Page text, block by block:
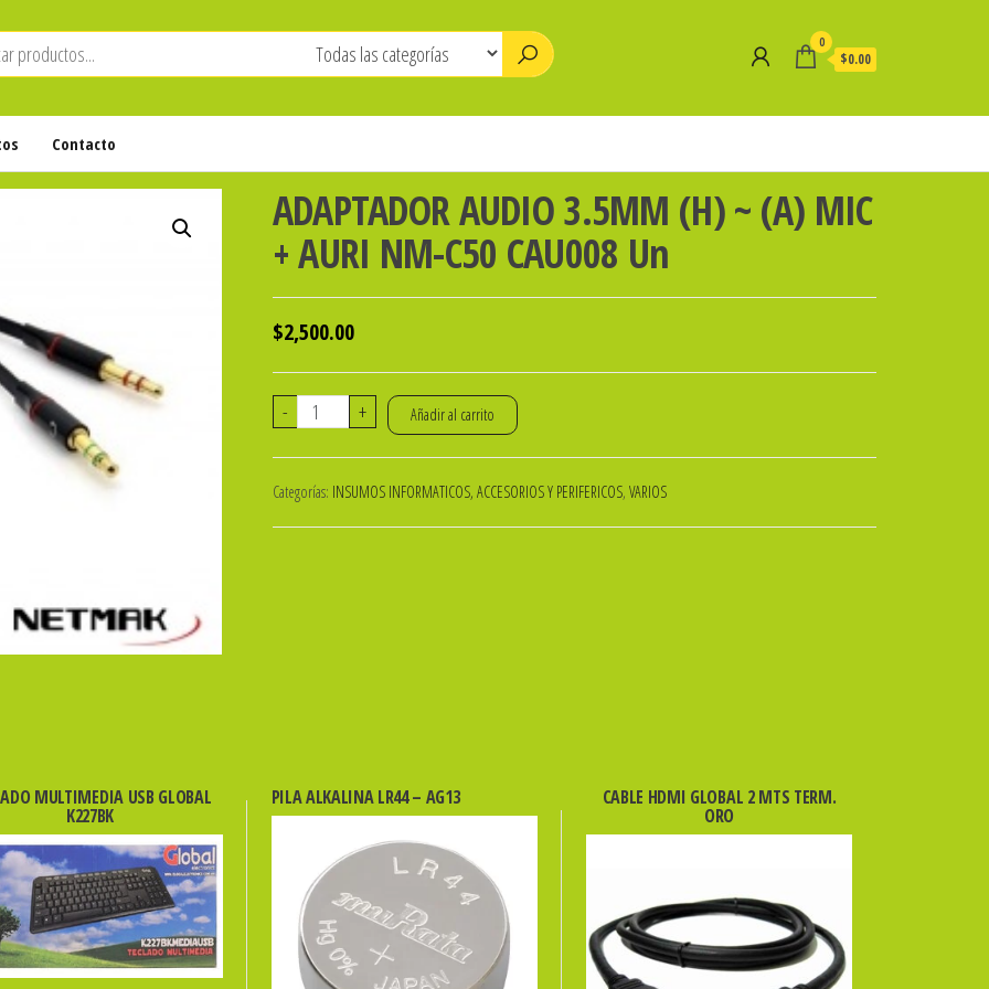
0
$0.00
Contacto
ADAPTADOR AUDIO 3.5MM (H) ~ (A) MIC
+ AURI NM-C50 CAU008 Un
$2,500.00
-
ADAPTADOR
(H)
~
cantidad
+ Añadir al carrito
Categorías: INSUMOS INFORMATICOS, ACCESORIOS Y PERIFERICOS, VARIOS
MULTIMEDIA USB GLOBAL
K227BK
PILA ALKALINA LR44 – AG13 CABLE HDMI GLOBAL 2 MTS TERM.
ORO